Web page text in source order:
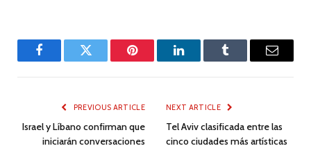
FacebookTwitter Pinterest LinkedInTumblr Email
PREVIOUS ARTICLE
Israel y Líbano confirman que
iniciarán conversaciones
NEXT ARTICLE
Tel Aviv clasificada entre las
cinco ciudades más artísticas